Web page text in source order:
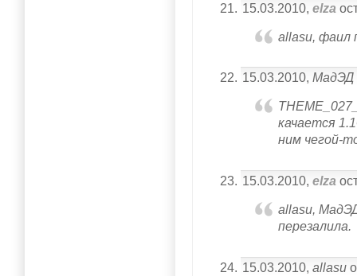
15.03.2010,elza
allasu, фаил
15.03.2010,МадЭД
качается
ним чегой-
15.03.2010,elza
allasu,
перезалила.
15.03.2010,allasu